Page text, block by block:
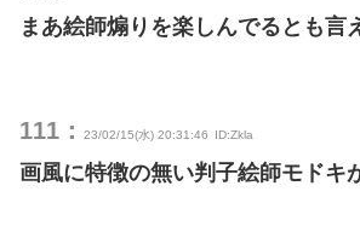
まあ絵師煽りを楽しんでるとも言
111： 23/02/15(水) 20:31:46 ID:Zkla
画風に特徴の無い判子絵師モドキ